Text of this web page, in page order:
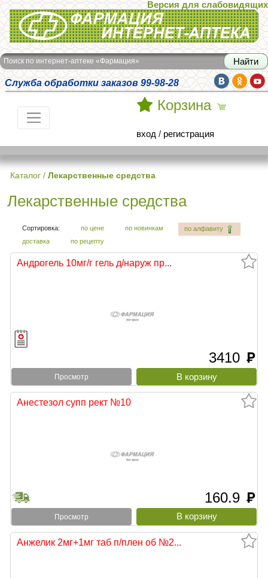
Интернет-аптека Фармация
Версия для слабовидящих
Поиск по интернет-аптеке «Фармация»
Служба обработки заказов 99-98-28
Корзина
вход / регистрация
Каталог / Лекарственные средства
Лекарственные средства
Сортировка: по цене по новинкам
по алфавиту
доставка
по рецепту
Андрогель 10мг/г гель д/наруж пр...
3410 руб
Просмотр
Анестезол супп рект №10
160.9 руб
Просмотр
Анжелик 2мг+1мг таб п/плен об №2...